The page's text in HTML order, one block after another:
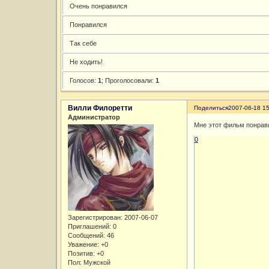
Очень понравился
Понравился
Так себе
Не ходить!
Голосов: 1; Проголосовали: 1
Поделиться2007-06-18
Вилли Филоретти
Администратор
Зарегистрирован: 2007-06-07
Приглашений: 0
Сообщений: 46
Уважение: +0
Позитив: +0
Пол: Мужской
Мне этот фильм
0